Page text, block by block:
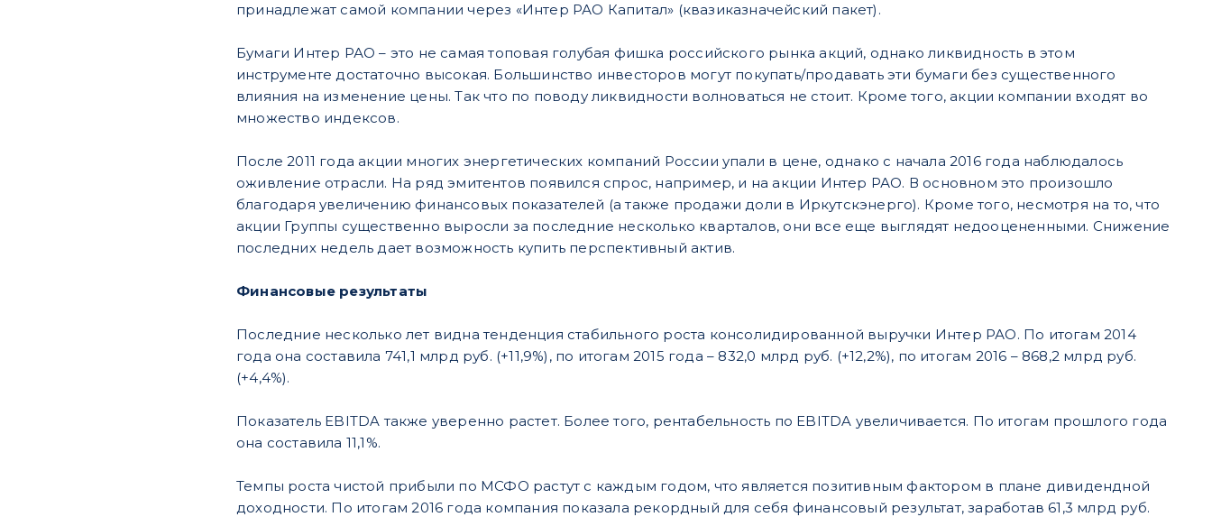
принадлежат самой компании через «Интер РАО Капитал» (квазиказначейский пакет).
Бумаги Интер РАО – это не самая топовая голубая фишка российского рынка акций, однако ликвидность в этом
инструменте достаточно высокая. Большинство инвесторов могут покупать/продавать эти бумаги без существенного
влияния на изменение цены. Так что по поводу ликвидности волноваться не стоит. Кроме того, акции компании входят во
множество индексов.
После 2011 года акции многих энергетических компаний России упали в цене, однако с начала 2016 года наблюдалось
оживление отрасли. На ряд эмитентов появился спрос, например, и на акции Интер РАО. В основном это произошло
благодаря увеличению финансовых показателей (а также продажи доли в Иркутскэнерго). Кроме того, несмотря на то, что
акции Группы существенно выросли за последние несколько кварталов, они все еще выглядят недооцененными. Снижение
последних недель дает возможность купить перспективный актив.
Финансовые результаты
Последние несколько лет видна тенденция стабильного роста консолидированной выручки Интер РАО. По итогам 2014
года она составила 741,1 млрд руб. (+11,9%), по итогам 2015 года – 832,0 млрд руб. (+12,2%), по итогам 2016 – 868,2 млрд руб.
(+4,4%).
Показатель EBITDA также уверенно растет. Более того, рентабельность по EBITDA увеличивается. По итогам прошлого года
она составила 11,1%.
Темпы роста чистой прибыли по МСФО растут с каждым годом, что является позитивным фактором в плане дивидендной
доходности. По итогам 2016 года компания показала рекордный для себя финансовый результат, заработав 61,3 млрд руб.